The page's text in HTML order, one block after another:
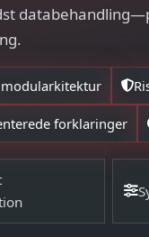
forklaringer